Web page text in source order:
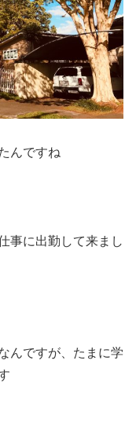
んですね
事に出勤して来まし
んですが、たまに学